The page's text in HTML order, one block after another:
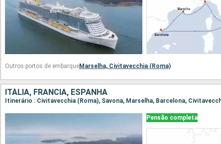
Outros portos de embarqueMarselha, Civitavecchia (Roma)
ITÁLIA, FRANCIA, ESPANHA
Itinerário : Civitavecchia (Roma), Savona, Marselha, Barcelona,
Pensão completa